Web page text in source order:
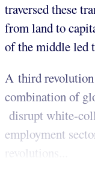
traversed these
from land to
of the middle led
A third
combination of
disrupt white-
employment
revolutions...